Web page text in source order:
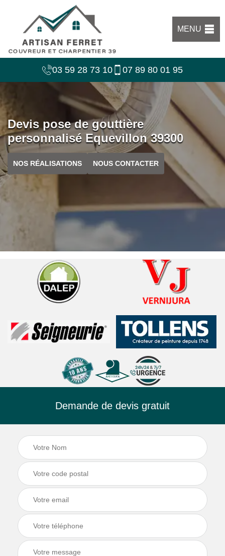
MENU
03 59 28 73 10 07 89 80 01 95
Devis pose de gouttière
personnalisé Equevillon 39300
NOS RÉALISATIONS NOUS CONTACTER
Demande de devis gratuit